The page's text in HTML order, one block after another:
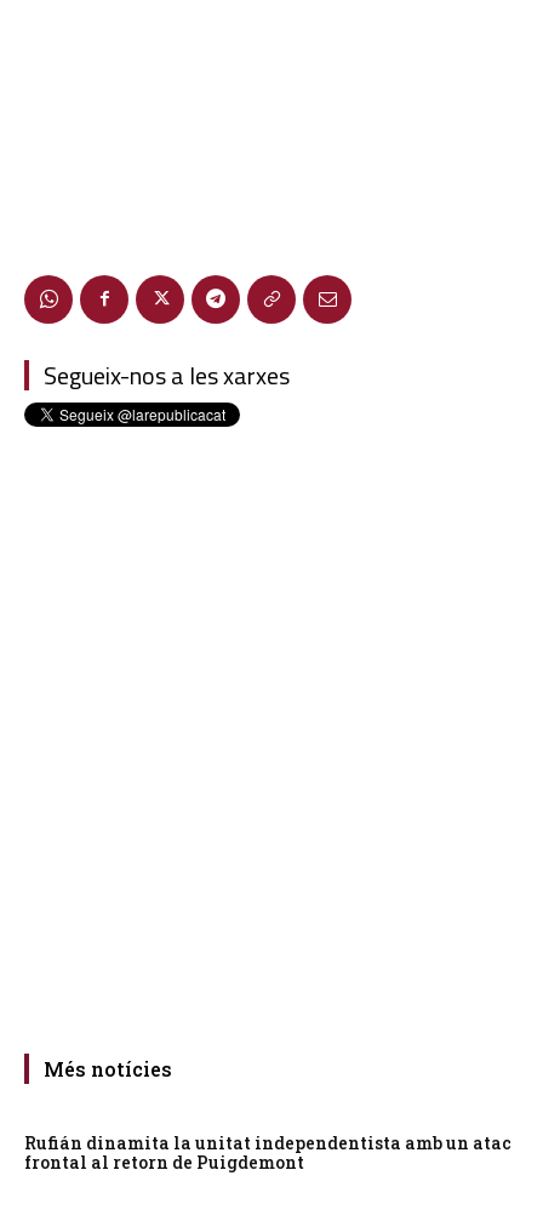
Segueix-nos a les xarxes
Més notícies
Rufián dinamita la unitat independentista amb un atac
frontal al retorn de Puigdemont